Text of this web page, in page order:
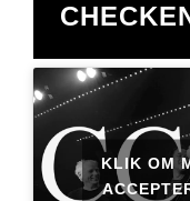
KLIK OM